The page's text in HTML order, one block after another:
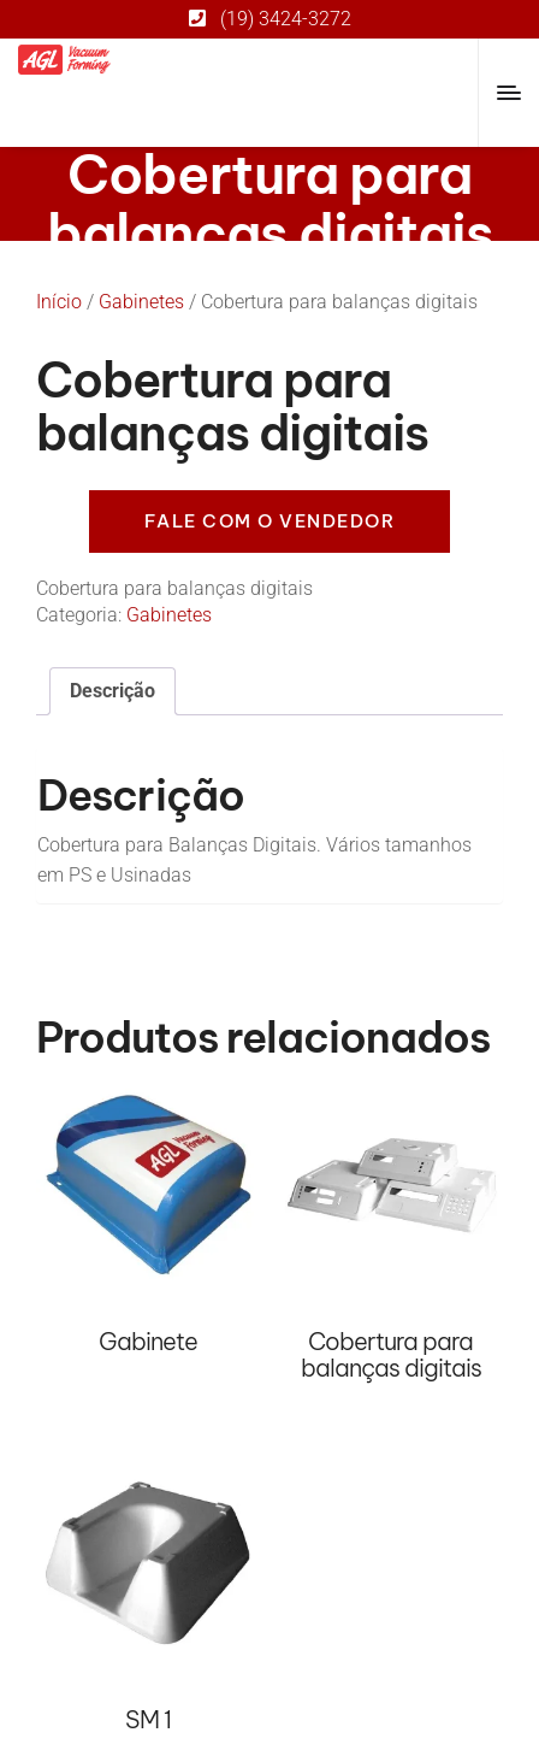
Cobertura para
balanças digitais
(19) 3424-3272
Início / Gabinetes / Cobertura para balanças digitais
Cobertura para
balanças digitais
FALE COM O VENDEDOR
Cobertura para balanças digitais
Categoria: Gabinetes
Descrição
Descrição
Cobertura para Balanças Digitais. Vários tamanhos
em PS e Usinadas
Produtos relacionados
Gabinete
Cobertura para
balanças digitais
SM 1